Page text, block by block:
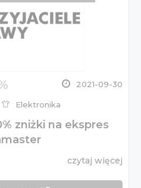
2021-09-30
Elektronika
zniżki na ekspres
czytaj więcej